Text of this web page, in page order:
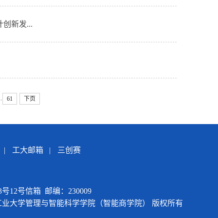
创新发...
61 下页
| 工大邮箱 | 三创赛
12号信箱 邮编：230009
业大学管理与智能科学学院（智能商学院） 版权所有